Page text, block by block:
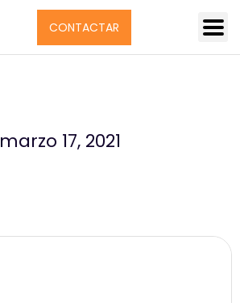
CONTACTAR
marzo 17, 2021